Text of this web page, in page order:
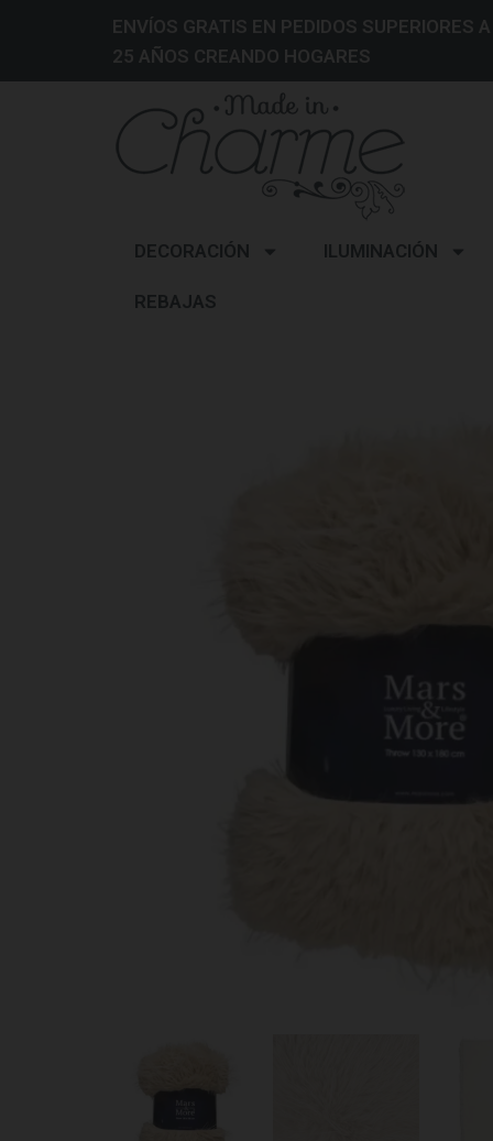
ENVÍOS GRATIS EN PEDIDOS SUPERIORES
25 AÑOS CREANDO HOGARES
DECORACIÓN ILUMINACIÓN
REBAJAS